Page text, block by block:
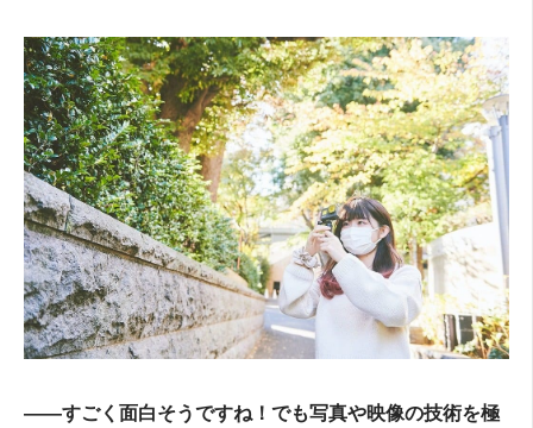
――すごく面白そうですね！でも写真や映像の技術を極